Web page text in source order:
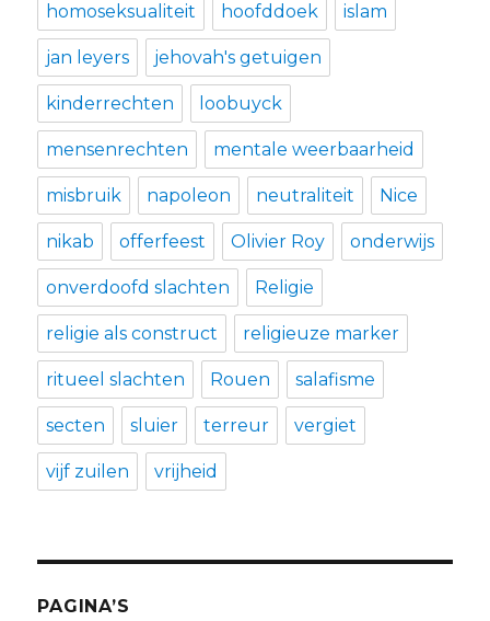
homoseksualiteit hoofddoek islam
jan leyers jehovah's getuigen
kinderrechten loobuyck
mensenrechten mentale weerbaarheid
misbruik napoleon neutraliteit Nice
nikab offerfeest Olivier Roy onderwijs
onverdoofd slachten Religie
religie als construct religieuze marker
ritueel slachten Rouen salafisme
secten sluier terreur vergiet
vijf zuilen vrijheid
PAGINA’S